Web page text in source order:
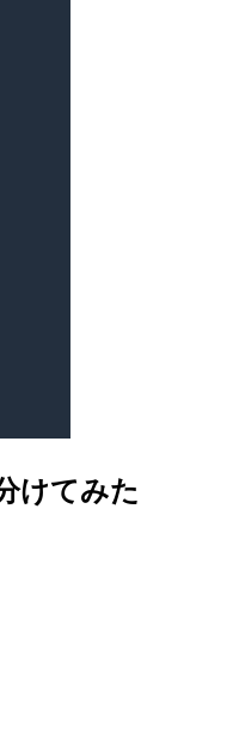
けてみた